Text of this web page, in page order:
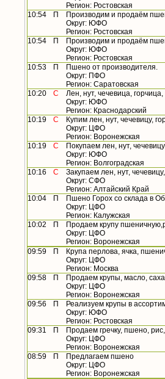
Регион: Ростовская
10:54
П
Производим и продаём
Округ: ЮФО
Регион: Ростовская
10:54
П
Производим и продаём
Округ: ЮФО
Регион: Ростовская
10:53
П
Пшено от производителя.
Округ: ПФО
Регион: Саратовская
10:20
С
Лен, нут, чечевица,
Округ: ЮФО
Регион: Краснодарский
10:19
С
Купим лен, нут, чечевицу,
Округ: ЦФО
Регион: Воронежская
10:19
С
Покупаем лен, нут,
Округ: ЮФО
Регион: Волгоградская
10:16
С
Закупаем лен, нут,
Округ: СФО
Регион: Алтайский Край
10:04
П
Пшено Горох со склада в
Округ: ЦФО
Регион: Калужская
10:02
П
Продаем крупу
Округ: ЦФО
Регион: Воронежская
09:59
П
Крупа перлова, ячка,
Округ: ЦФО
Регион: Москва
09:58
П
Продаем крупы, масло,
Округ: ЦФО
Регион: Воронежская
09:56
П
Реализуем крупы в
Округ: ЮФО
Регион: Ростовская
09:31
П
Продаем гречку, пшено,
Округ: ЦФО
Регион: Воронежская
08:59
П
Предлагаем пшено
Округ: ЦФО
Регион: Воронежская